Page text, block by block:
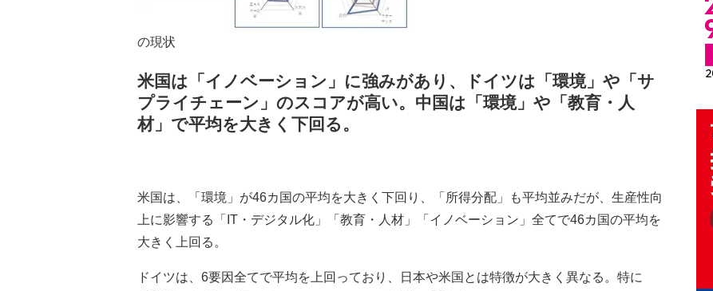
の現状
米国は「イノベーション」に強みがあり、ドイツは「環境」や「サ
プライチェーン」のスコアが高い。中国は「環境」や「教育・人
材」で平均を大きく下回る。
米国は、「環境」が46カ国の平均を大きく下回り、「所得分配」も平均並みだが、生産性向
上に影響する「IT・デジタル化」「教育・人材」「イノベーション」全てで46カ国の平均を
大きく上回る。
ドイツは、6要因全てで平均を上回っており、日本や米国とは特徴が大きく異なる。特に